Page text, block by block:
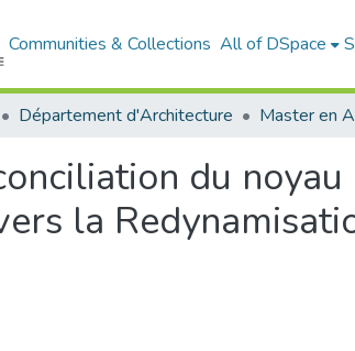
Communities & Collections All of DSpace
Département d'Architecture Master en
du
la